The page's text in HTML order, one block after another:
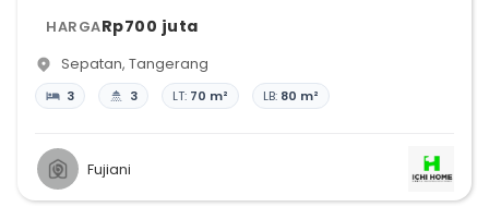
HARGARp700 juta
Sepatan, Tangerang
3 3 LT: 70 m² LB: 80 m²
Fujiani